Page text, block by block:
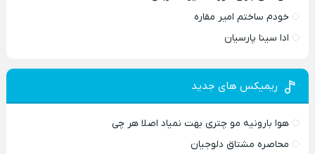
خودم ساختم امیر مقاره
ادا سینا پارسیان
ریمیکس های جدید
هوا بارونیه مو چتری بهت نمیاد اصلا هر چی
محاصره مشتاق دلوجیان